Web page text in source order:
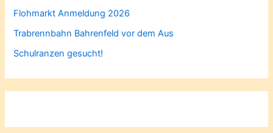
Flohmarkt Anmeldung 2026
Trabrennbahn Bahrenfeld vor dem Aus
Schulranzen gesucht!